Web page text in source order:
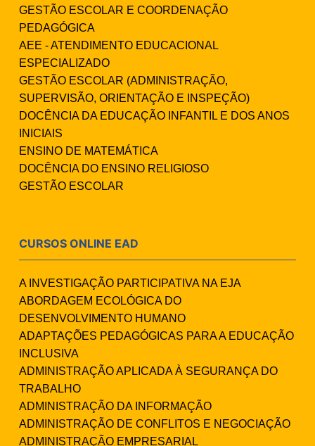
GESTÃO ESCOLAR E COORDENAÇÃO
PEDAGÓGICA
AEE - ATENDIMENTO EDUCACIONAL
ESPECIALIZADO
GESTÃO ESCOLAR (ADMINISTRAÇÃO,
SUPERVISÃO, ORIENTAÇÃO E INSPEÇÃO)
DOCÊNCIA DA EDUCAÇÃO INFANTIL E DOS ANOS
INICIAIS
ENSINO DE MATEMÁTICA
DOCÊNCIA DO ENSINO RELIGIOSO
GESTÃO ESCOLAR
CURSOS ONLINE EAD
A INVESTIGAÇÃO PARTICIPATIVA NA EJA
ABORDAGEM ECOLÓGICA DO
DESENVOLVIMENTO HUMANO
ADAPTAÇÕES PEDAGÓGICAS PARA A EDUCAÇÃO
INCLUSIVA
ADMINISTRAÇÃO APLICADA À SEGURANÇA DO
TRABALHO
ADMINISTRAÇÃO DA INFORMAÇÃO
ADMINISTRAÇÃO DE CONFLITOS E NEGOCIAÇÃO
ADMINISTRAÇÃO EMPRESARIAL